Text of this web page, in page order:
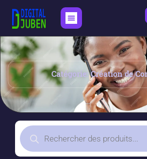
Catégorie: Création de